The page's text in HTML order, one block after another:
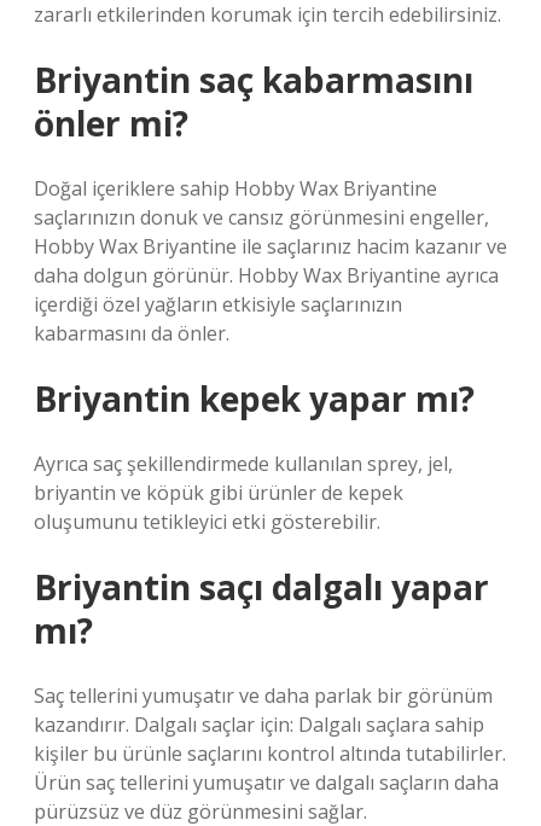
zararlı etkilerinden korumak için tercih edebilirsiniz.
Briyantin saç kabarmasını
önler mi?
Doğal içeriklere sahip Hobby Wax Briyantine
saçlarınızın donuk ve cansız görünmesini engeller,
Hobby Wax Briyantine ile saçlarınız hacim kazanır ve
daha dolgun görünür. Hobby Wax Briyantine ayrıca
içerdiği özel yağların etkisiyle saçlarınızın
kabarmasını da önler.
Briyantin kepek yapar mı?
Ayrıca saç şekillendirmede kullanılan sprey, jel,
briyantin ve köpük gibi ürünler de kepek
oluşumunu tetikleyici etki gösterebilir.
Briyantin saçı dalgalı yapar
mı?
Saç tellerini yumuşatır ve daha parlak bir görünüm
kazandırır. Dalgalı saçlar için: Dalgalı saçlara sahip
kişiler bu ürünle saçlarını kontrol altında tutabilirler.
Ürün saç tellerini yumuşatır ve dalgalı saçların daha
pürüzsüz ve düz görünmesini sağlar.